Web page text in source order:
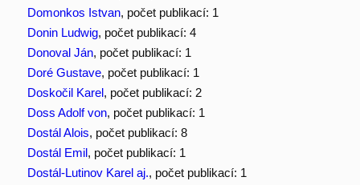
Domonkos Istvan, počet publikací: 1
Donin Ludwig, počet publikací: 4
Donoval Ján, počet publikací: 1
Doré Gustave, počet publikací: 1
Doskočil Karel, počet publikací: 2
Doss Adolf von, počet publikací: 1
Dostál Alois, počet publikací: 8
Dostál Emil, počet publikací: 1
Dostál-Lutinov Karel aj., počet publikací: 1